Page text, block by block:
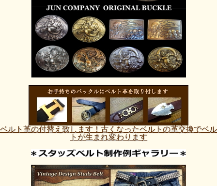
ベルト革の付替え致します！古くなったベルトの革交換でベル
トが生まれ変わります